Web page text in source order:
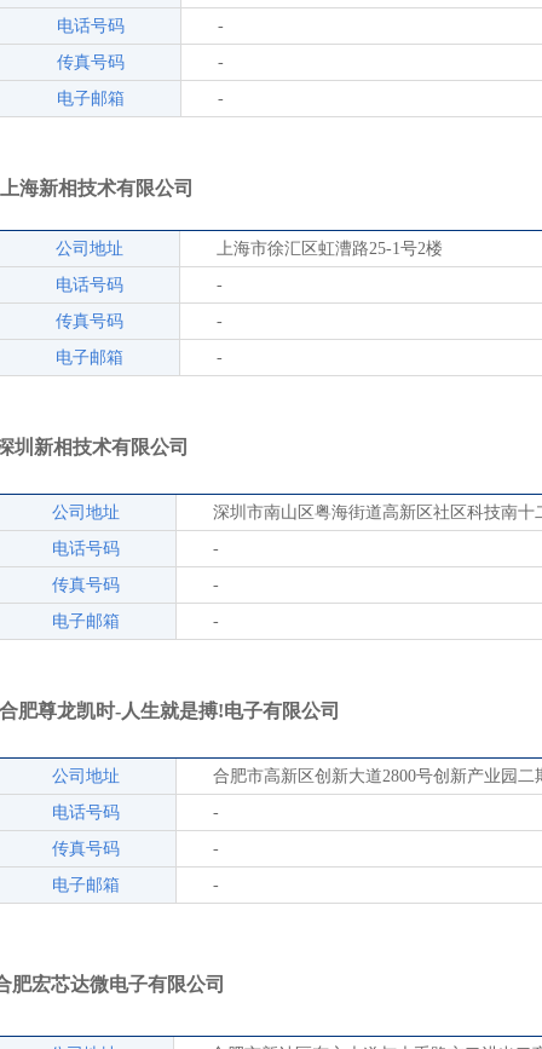
电话号码
-
传真号码
-
电子邮箱
-
上海新相技术有限公司
公司地址
上海市徐汇区虹漕路25-1号2楼
电话号码
-
传真号码
-
电子邮箱
-
圳新相技术有限公司
公司地址
深圳市南山区粤海街道高新区社区科技南十
电话号码
-
传真号码
-
电子邮箱
-
合肥尊龙凯时-人生就是搏!电子有限公司
公司地址
合肥市高新区创新大道2800号创新产业园二
电话号码
-
传真号码
-
电子邮箱
-
肥宏芯达微电子有限公司